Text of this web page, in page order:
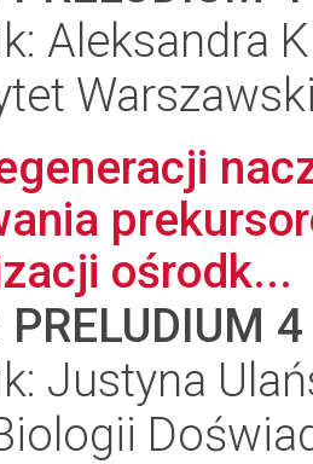
Aleksandra
ośrodk...
PRELUDIUM 4
Justyna